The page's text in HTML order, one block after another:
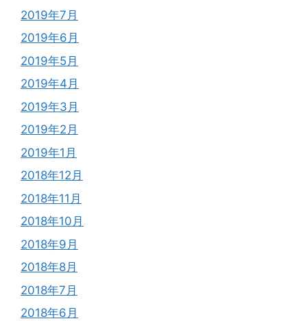
2019年7月
2019年6月
2019年5月
2019年4月
2019年3月
2019年2月
2019年1月
2018年12月
2018年11月
2018年10月
2018年9月
2018年8月
2018年7月
2018年6月